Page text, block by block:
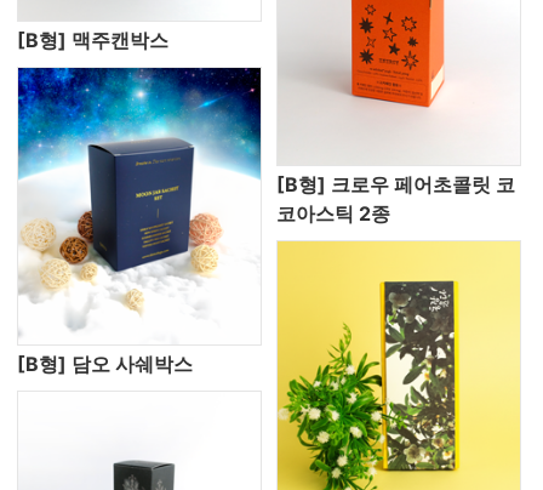
[B형] 맥주캔박스
[B형] 담오 사쉐박스
[B형] 크로우 페어초콜릿 코
코아스틱 2종